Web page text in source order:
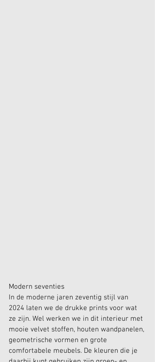
Modern seventies
In de moderne jaren zeventig stijl van
2024 laten we de drukke prints voor wat
ze zijn. Wel werken we in dit interieur met
mooie velvet stoffen, houten wandpanelen,
geometrische vormen en grote
comfortabele meubels. De kleuren die je